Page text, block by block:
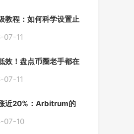
教程：如何科学设置止
07-11
效！盘点币圈老手都在
07-11
近20%：Arbitrum的
夜盘活
07-10